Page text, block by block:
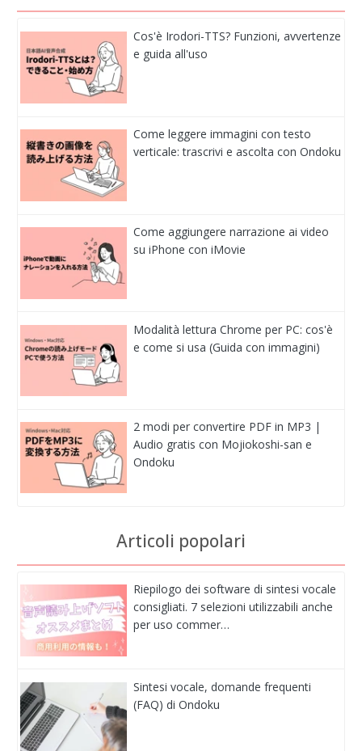
Cos'è Irodori-TTS? Funzioni, avvertenze
e guida all'uso
Come leggere immagini con testo
verticale: trascrivi e ascolta con Ondoku
Come aggiungere narrazione ai video
su iPhone con iMovie
Modalità lettura Chrome per PC: cos'è
e come si usa (Guida con immagini)
2 modi per convertire PDF in MP3 |
Audio gratis con Mojiokoshi-san e
Ondoku
Articoli popolari
Riepilogo dei software di sintesi vocale
consigliati. 7 selezioni utilizzabili anche
per uso commer…
Sintesi vocale, domande frequenti
(FAQ) di Ondoku